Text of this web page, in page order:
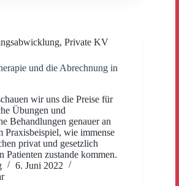
, Private KV
und die Abrechnung in
wir uns die Preise für
Übungen und
Behandlungen genauer an
Praxisbeispiel, wie immense
privat und gesetzlich
Patienten zustande kommen.
6. Juni 2022